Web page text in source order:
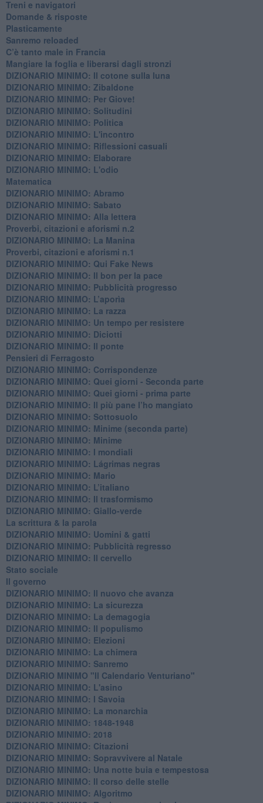
​Treni e navigatori
​Domande & risposte
​Plasticamente
Sanremo reloaded
C’è tanto male in Francia
​Mangiare la foglia e liberarsi dagli stronzi
DIZIONARIO MINIMO: Il cotone sulla luna
DIZIONARIO MINIMO: Zibaldone
DIZIONARIO MINIMO: Per Giove!
DIZIONARIO MINIMO: Solitudini
DIZIONARIO MINIMO: Politica
DIZIONARIO MINIMO: L'incontro
DIZIONARIO MINIMO: Riflessioni casuali
DIZIONARIO MINIMO: Elaborare
DIZIONARIO MINIMO: L'odio
​Matematica
DIZIONARIO MINIMO: Abramo
DIZIONARIO MINIMO: Sabato
​DIZIONARIO MINIMO: Alla lettera
Proverbi, citazioni e aforismi n.2
DIZIONARIO MINIMO: La Manina
​Proverbi, citazioni e aforismi n.1
DIZIONARIO MINIMO: Qui Fake News
DIZIONARIO MINIMO: ​Il bon per la pace
DIZIONARIO MINIMO: Pubblicità progresso
DIZIONARIO MINIMO: L’aporìa
DIZIONARIO MINIMO: La razza
DIZIONARIO MINIMO: Un tempo per resistere
DIZIONARIO MINIMO: Diciotti
DIZIONARIO MINIMO: Il ponte
Pensieri di Ferragosto
DIZIONARIO MINIMO: Corrispondenze
DIZIONARIO MINIMO: Quei giorni - Seconda parte
DIZIONARIO MINIMO: Quei giorni - prima parte
DIZIONARIO MINIMO: Il più pane l’ho mangiato
DIZIONARIO MINIMO: Sottosuolo
DIZIONARIO MINIMO: Minime (seconda parte)
DIZIONARIO MINIMO: Minime
DIZIONARIO MINIMO: ​I mondiali
DIZIONARIO MINIMO: ​Lágrimas negras
DIZIONARIO MINIMO: Mario
DIZIONARIO MINIMO: L’italiano
DIZIONARIO MINIMO: Il trasformismo
DIZIONARIO MINIMO: Giallo-verde
La scrittura & la parola
​DIZIONARIO MINIMO: Uomini & gatti
DIZIONARIO MINIMO: ​Pubblicità regresso
DIZIONARIO MINIMO: Il cervello
Stato sociale
Il governo
DIZIONARIO MINIMO: Il nuovo che avanza
DIZIONARIO MINIMO: La sicurezza
DIZIONARIO MINIMO: La demagogia
DIZIONARIO MINIMO: Il populismo
DIZIONARIO MINIMO: Elezioni
DIZIONARIO MINIMO: La chimera
DIZIONARIO MINIMO: Sanremo
DIZIONARIO MINIMO "Il Calendario Venturiano"
DIZIONARIO MINIMO: L'asino
DIZIONARIO MINIMO: I Savoia
DIZIONARIO MINIMO: La monarchia
DIZIONARIO MINIMO: 1848-1948
DIZIONARIO MINIMO: 2018
DIZIONARIO MINIMO: Citazioni
DIZIONARIO MINIMO: ​Sopravvivere al Natale
DIZIONARIO MINIMO: ​Una notte buia e tempestosa
DIZIONARIO MINIMO: Il corso delle stelle
DIZIONARIO MINIMO: Algoritmo